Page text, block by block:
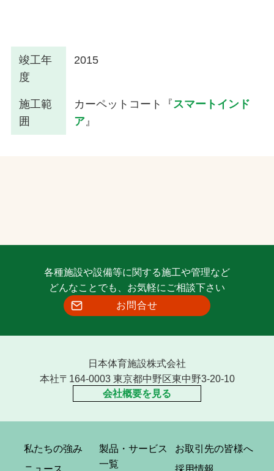
竣工年
度
2015
施工範
囲
カーペットコート『 スマートインド
ア 』
各種施設や設備等に関する施工や管理など
どんなことでも、お気軽にご相談下さい
お問合せ
日本体育施設株式会社
本社〒164-0003 東京都中野区東中野3-20-10
会社概要を見る
私たちの強み
ニュース
製品・サービス
一覧
お取引先の皆様へ
採用情報